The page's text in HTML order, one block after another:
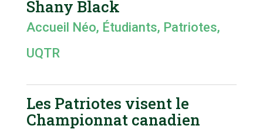
Shany Black
Accueil Néo, Étudiants, Patriotes,
UQTR
Les Patriotes visent le
Championnat canadien